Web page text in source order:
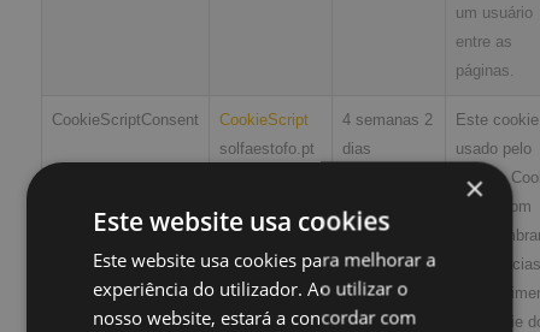
um usuário
entre as
páginas.
CookieScriptConsent
CookieScript
solfaestofo.pt
4 semanas 2
dias
Este
usado pelo
serviço
Script.com
para
do cookie
×
Este website usa cookies
Este website usa cookies para melhorar a
experiência do utilizador. Ao utilizar o
nosso website, estará a concordar com